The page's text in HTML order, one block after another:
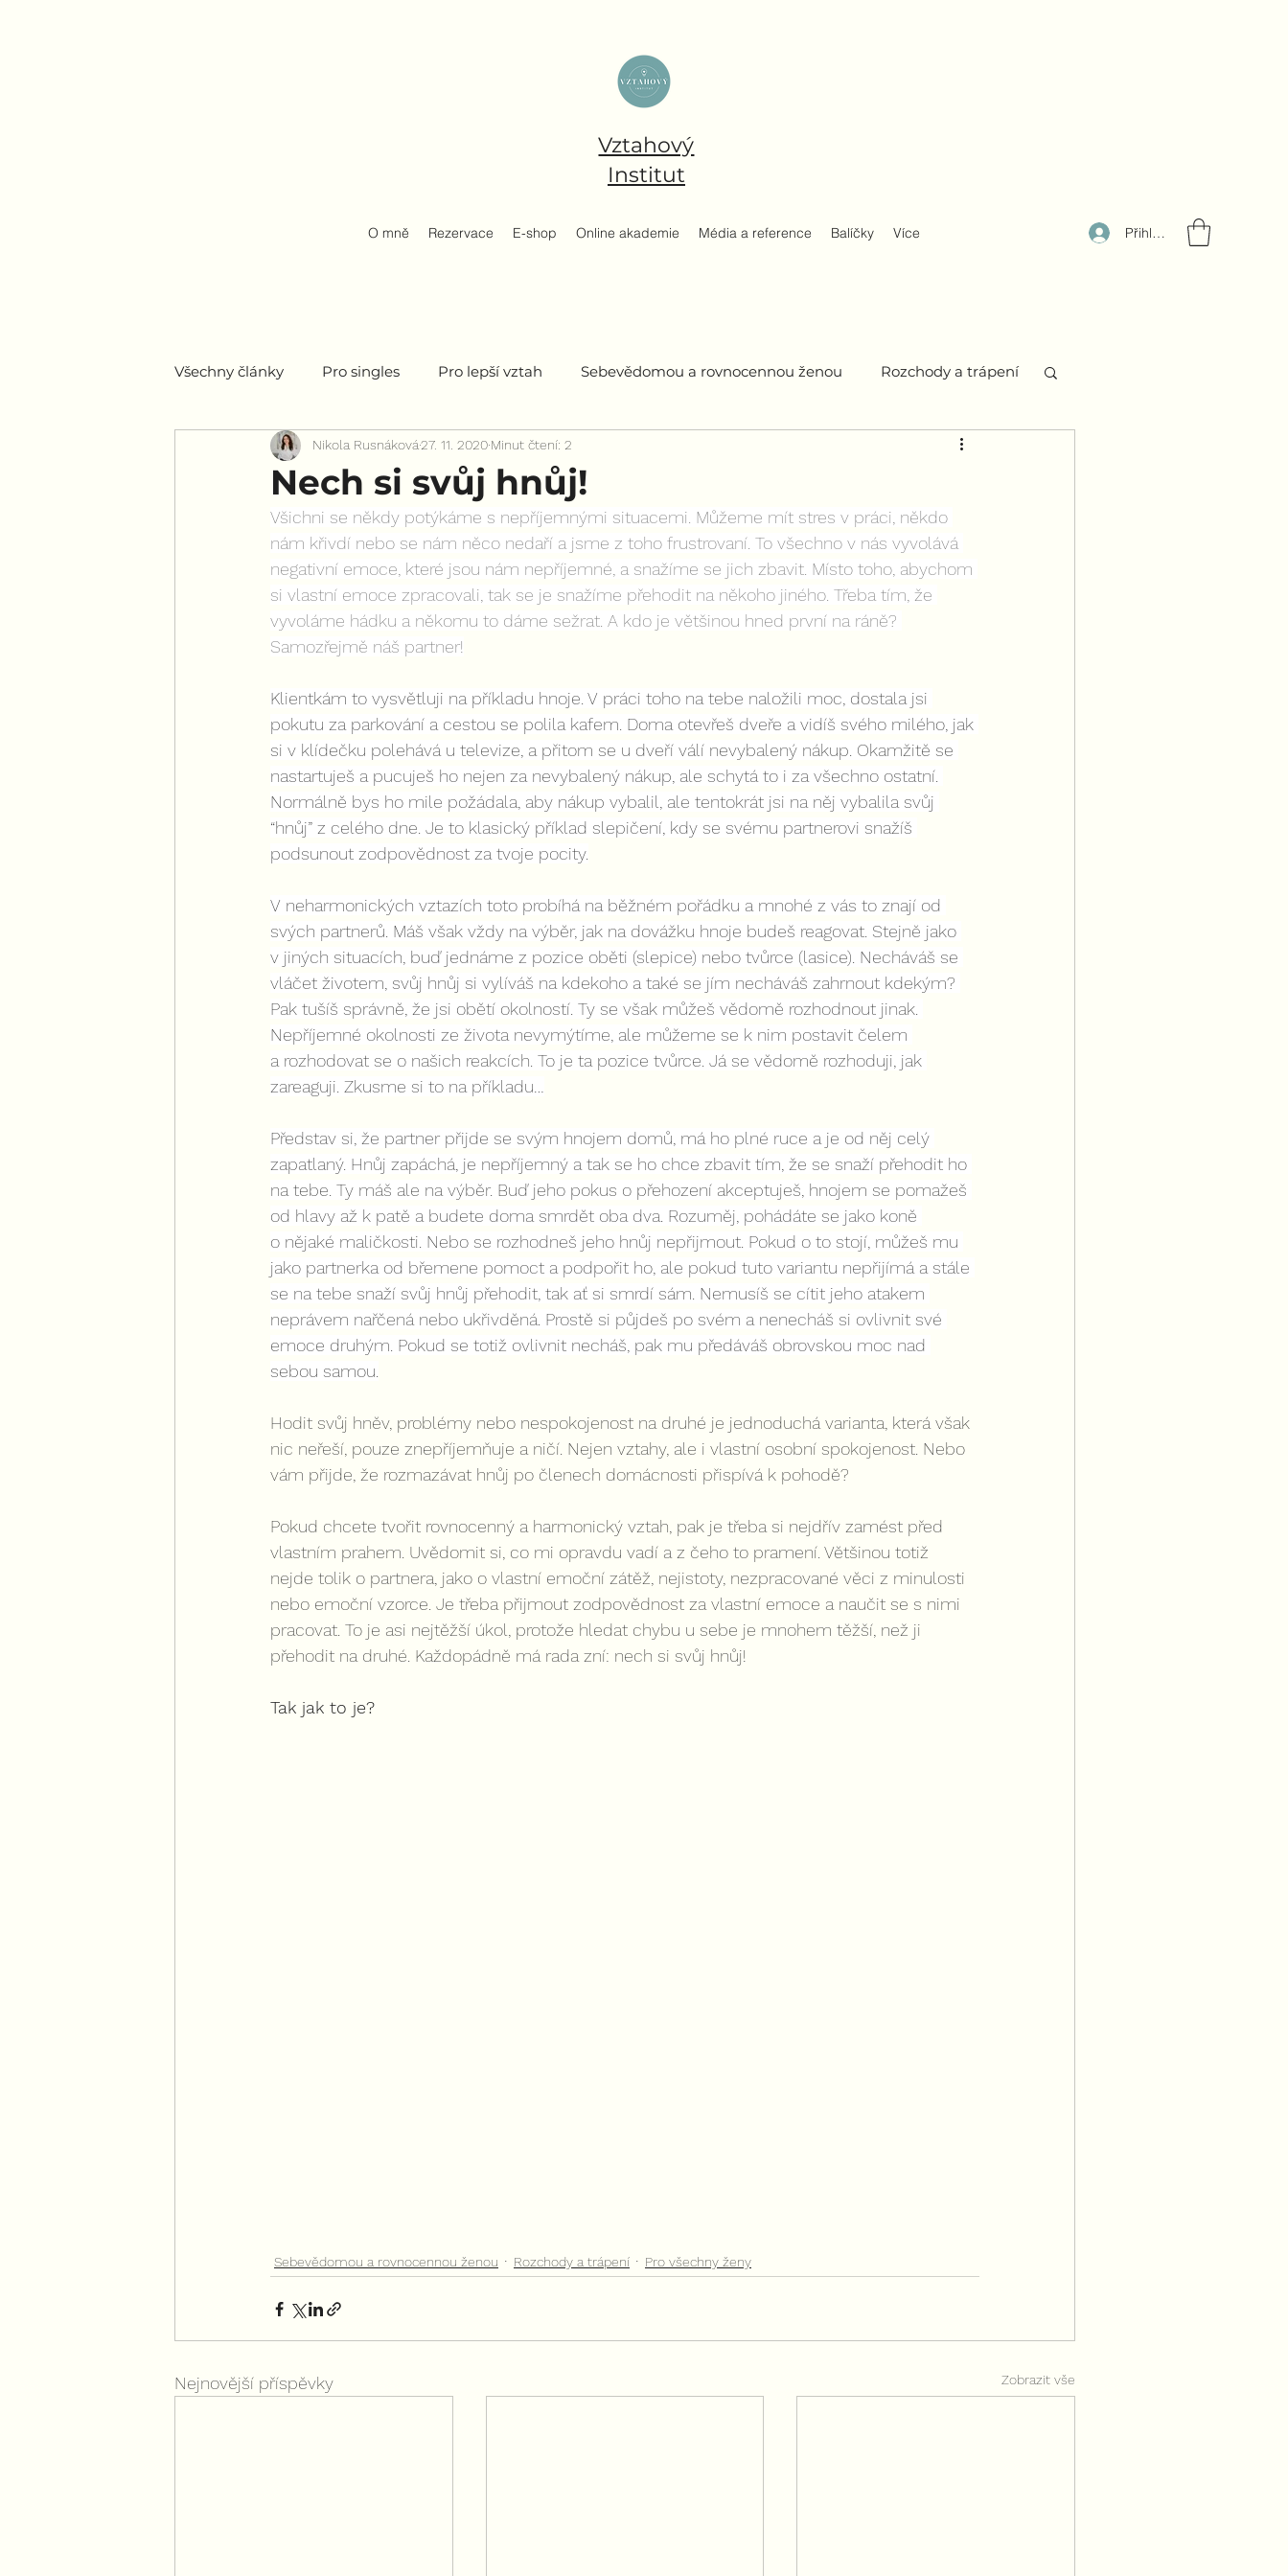
Vztahový
Institut
O mně Rezervace E-shop Online akademie Média a reference Balíčky Více Přihlásit se
Všechny články Pro singles Pro lepší vztah Sebevědomou a rovnocennou ženou Rozchody a trápení
Pro všechny ženy
Nech si svůj hnůj!
Nikola Rusnáková27. 11. 2020 Minut čtení: 2
Všichni se někdy potýkáme s nepříjemnými situacemi. Můžeme mít stres v práci, někdo
nám křivdí nebo se nám něco nedaří a jsme z toho frustrovaní. To všechno v nás vyvolává
negativní emoce, které jsou nám nepříjemné, a snažíme se jich zbavit. Místo toho, abychom
si vlastní emoce zpracovali, tak se je snažíme přehodit na někoho jiného. Třeba tím, že
vyvoláme hádku a někomu to dáme sežrat. A kdo je většinou hned první na ráně?
Samozřejmě náš partner!
Klientkám to vysvětluji na příkladu hnoje. V práci toho na tebe naložili moc, dostala jsi
pokutu za parkování a cestou se polila kafem. Doma otevřeš dveře a vidíš svého milého, jak
si v klídečku polehává u televize, a přitom se u dveří válí nevybalený nákup. Okamžitě se
nastartuješ a pucuješ ho nejen za nevybalený nákup, ale schytá to i za všechno ostatní.
Normálně bys ho mile požádala, aby nákup vybalil, ale tentokrát jsi na něj vybalila svůj
“hnůj” z celého dne. Je to klasický příklad slepičení, kdy se svému partnerovi snažíš
podsunout zodpovědnost za tvoje pocity.
V neharmonických vztazích toto probíhá na běžném pořádku a mnohé z vás to znají od
svých partnerů. Máš však vždy na výběr, jak na dovážku hnoje budeš reagovat. Stejně jako
v jiných situacích, buď jednáme z pozice oběti (slepice) nebo tvůrce (lasice). Necháváš se
vláčet životem, svůj hnůj si vylíváš na kdekoho a také se jím necháváš zahrnout kdekým?
Pak tušíš správně, že jsi obětí okolností. Ty se však můžeš vědomě rozhodnout jinak.
Nepříjemné okolnosti ze života nevymýtíme, ale můžeme se k nim postavit čelem
a rozhodovat se o našich reakcích. To je ta pozice tvůrce. Já se vědomě rozhoduji, jak
zareaguji. Zkusme si to na příkladu…
Představ si, že partner přijde se svým hnojem domů, má ho plné ruce a je od něj celý
zapatlaný. Hnůj zapáchá, je nepříjemný a tak se ho chce zbavit tím, že se snaží přehodit ho
na tebe. Ty máš ale na výběr. Buď jeho pokus o přehození akceptuješ, hnojem se pomažeš
od hlavy až k patě a budete doma smrdět oba dva. Rozuměj, pohádáte se jako koně
o nějaké maličkosti. Nebo se rozhodneš jeho hnůj nepřijmout. Pokud o to stojí, můžeš mu
jako partnerka od břemene pomoct a podpořit ho, ale pokud tuto variantu nepřijímá a stále
se na tebe snaží svůj hnůj přehodit, tak ať si smrdí sám. Nemusíš se cítit jeho atakem
neprávem nařčená nebo ukřivděná. Prostě si půjdeš po svém a nenecháš si ovlivnit své
emoce druhým. Pokud se totiž ovlivnit necháš, pak mu předáváš obrovskou moc nad
sebou samou.
Hodit svůj hněv, problémy nebo nespokojenost na druhé je jednoduchá varianta, která však
nic neřeší, pouze znepříjemňuje a ničí. Nejen vztahy, ale i vlastní osobní spokojenost. Nebo
vám přijde, že rozmazávat hnůj po členech domácnosti přispívá k pohodě?
Pokud chcete tvořit rovnocenný a harmonický vztah, pak je třeba si nejdřív zamést před
vlastním prahem. Uvědomit si, co mi opravdu vadí a z čeho to pramení. Většinou totiž
nejde tolik o partnera, jako o vlastní emoční zátěž, nejistoty, nezpracované věci z minulosti
nebo emoční vzorce. Je třeba přijmout zodpovědnost za vlastní emoce a naučit se s nimi
pracovat. To je asi nejtěžší úkol, protože hledat chybu u sebe je mnohem těžší, než ji
přehodit na druhé. Každopádně má rada zní: nech si svůj hnůj!
Tak jak to je?
Sebevědomou a rovnocennou ženou Rozchody a trápení Pro všechny ženy
Nejnovější příspěvky Zobrazit vše